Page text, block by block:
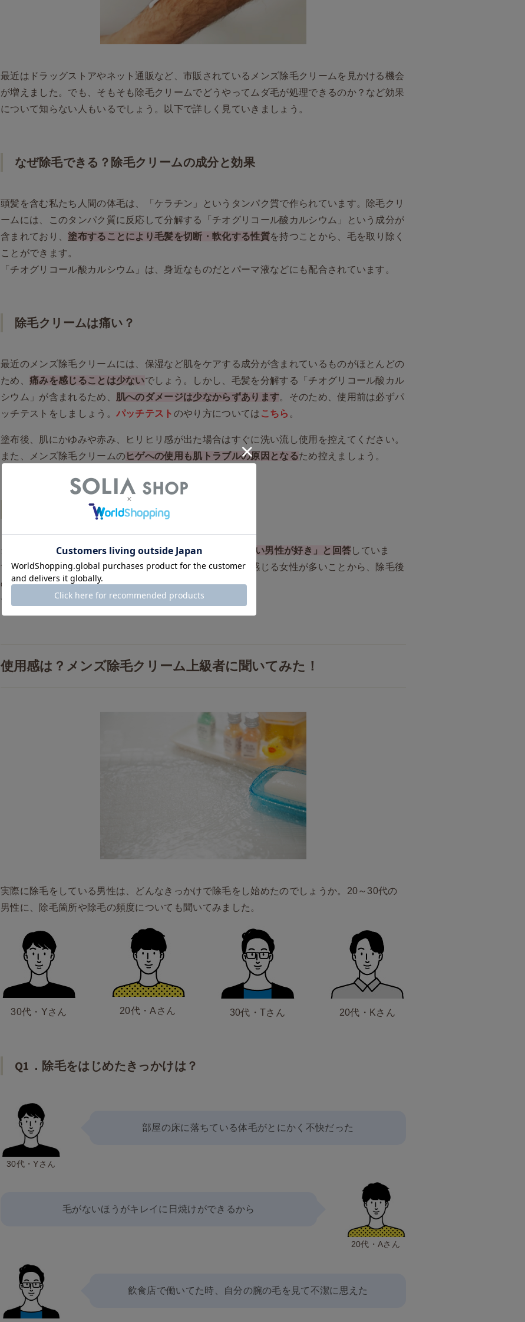
最近はドラッグストアやネット通販など、市販されているメンズ除毛クリームを見かける機会
が増えました。でも、そもそも除毛クリームでどうやってムダ毛が処理できるのか？など効果
について知らない人もいるでしょう。以下で詳しく見ていきましょう。
なぜ除毛できる？除毛クリームの成分と効果
頭髪を含む私たち人間の体毛は、「ケラチン」というタンパク質で作られています。除毛クリ
ームには、このタンパク質に反応して分解する「チオグリコール酸カルシウム」という成分が
含まれており、塗布することにより毛髪を切断・軟化する性質を持つことから、毛を取り除く
ことができます。
「チオグリコール酸カルシウム」は、身近なものだとパーマ液などにも配合されています。
除毛クリームは痛い？
最近のメンズ除毛クリームには、保湿など肌をケアする成分が含まれているものがほとんどの
ため、 痛みを感じることは少ないでしょう。しかし、毛髪を分解する「チオグリコール酸カル
シウム」が含まれるため、
肌へのダメージは少なからずあります。そのため、使用前は必ずパ
ッチテストをしましょう。 パッチテスト のやり方については こちら 。
塗布後、肌にかゆみや赤み、ヒリヒリ感が出た場合はすぐに洗い流し使用を控えてください。
また、メンズ除毛クリームの ヒゲへの使用も肌トラブルの原因となるため控えましょう。
除毛は女性にモテる！？
当社アンケート*によると、日本人女性の95％が「体毛の薄い男性が好き」と回答していま
す。「すべすべで気持ちいい」「清潔」「肌がキレイ」と感じる女性が多いことから、除毛後
の男性の肌は女性に好印象を与えることがわかります。
* SOLIAが実施した男性の体毛に関するWebアンケート（N=83）
使用感は？メンズ除毛クリーム上級者に聞いてみた！
実際に除毛をしている男性は、どんなきっかけで除毛をし始めたのでしょうか。20～30代の
男性に、除毛箇所や除毛の頻度についても聞いてみました。
30代・Yさん 20代・Aさん 30代・Tさん 20代・Kさん
Q1．除毛をはじめたきっかけは？
30代・Yさん
部屋の床に落ちている体毛がとにかく不快だった
20代・Aさん
毛がないほうがキレイに日焼けができるから
飲食店で働いてた時、自分の腕の毛を見て不潔に思えた